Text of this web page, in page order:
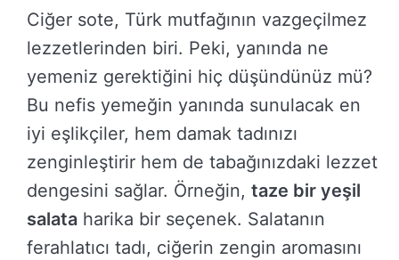
Ciğer sote, Türk mutfağının vazgeçilmez
lezzetlerinden biri. Peki, yanında ne
yemeniz gerektiğini hiç düşündünüz mü?
Bu nefis yemeğin yanında sunulacak en
iyi eşlikçiler, hem damak tadınızı
zenginleştirir hem de tabağınızdaki lezzet
dengesini sağlar. Örneğin, taze bir yeşil
salata harika bir seçenek. Salatanın
ferahlatıcı tadı, ciğerin zengin aromasını